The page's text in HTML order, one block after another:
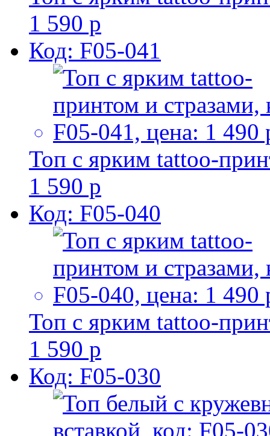
1 590 р
Код: F05-041
Топ с ярким tattoo-
1 590 р
Код: F05-040
Топ с ярким tattoo-
1 590 р
Код: F05-030